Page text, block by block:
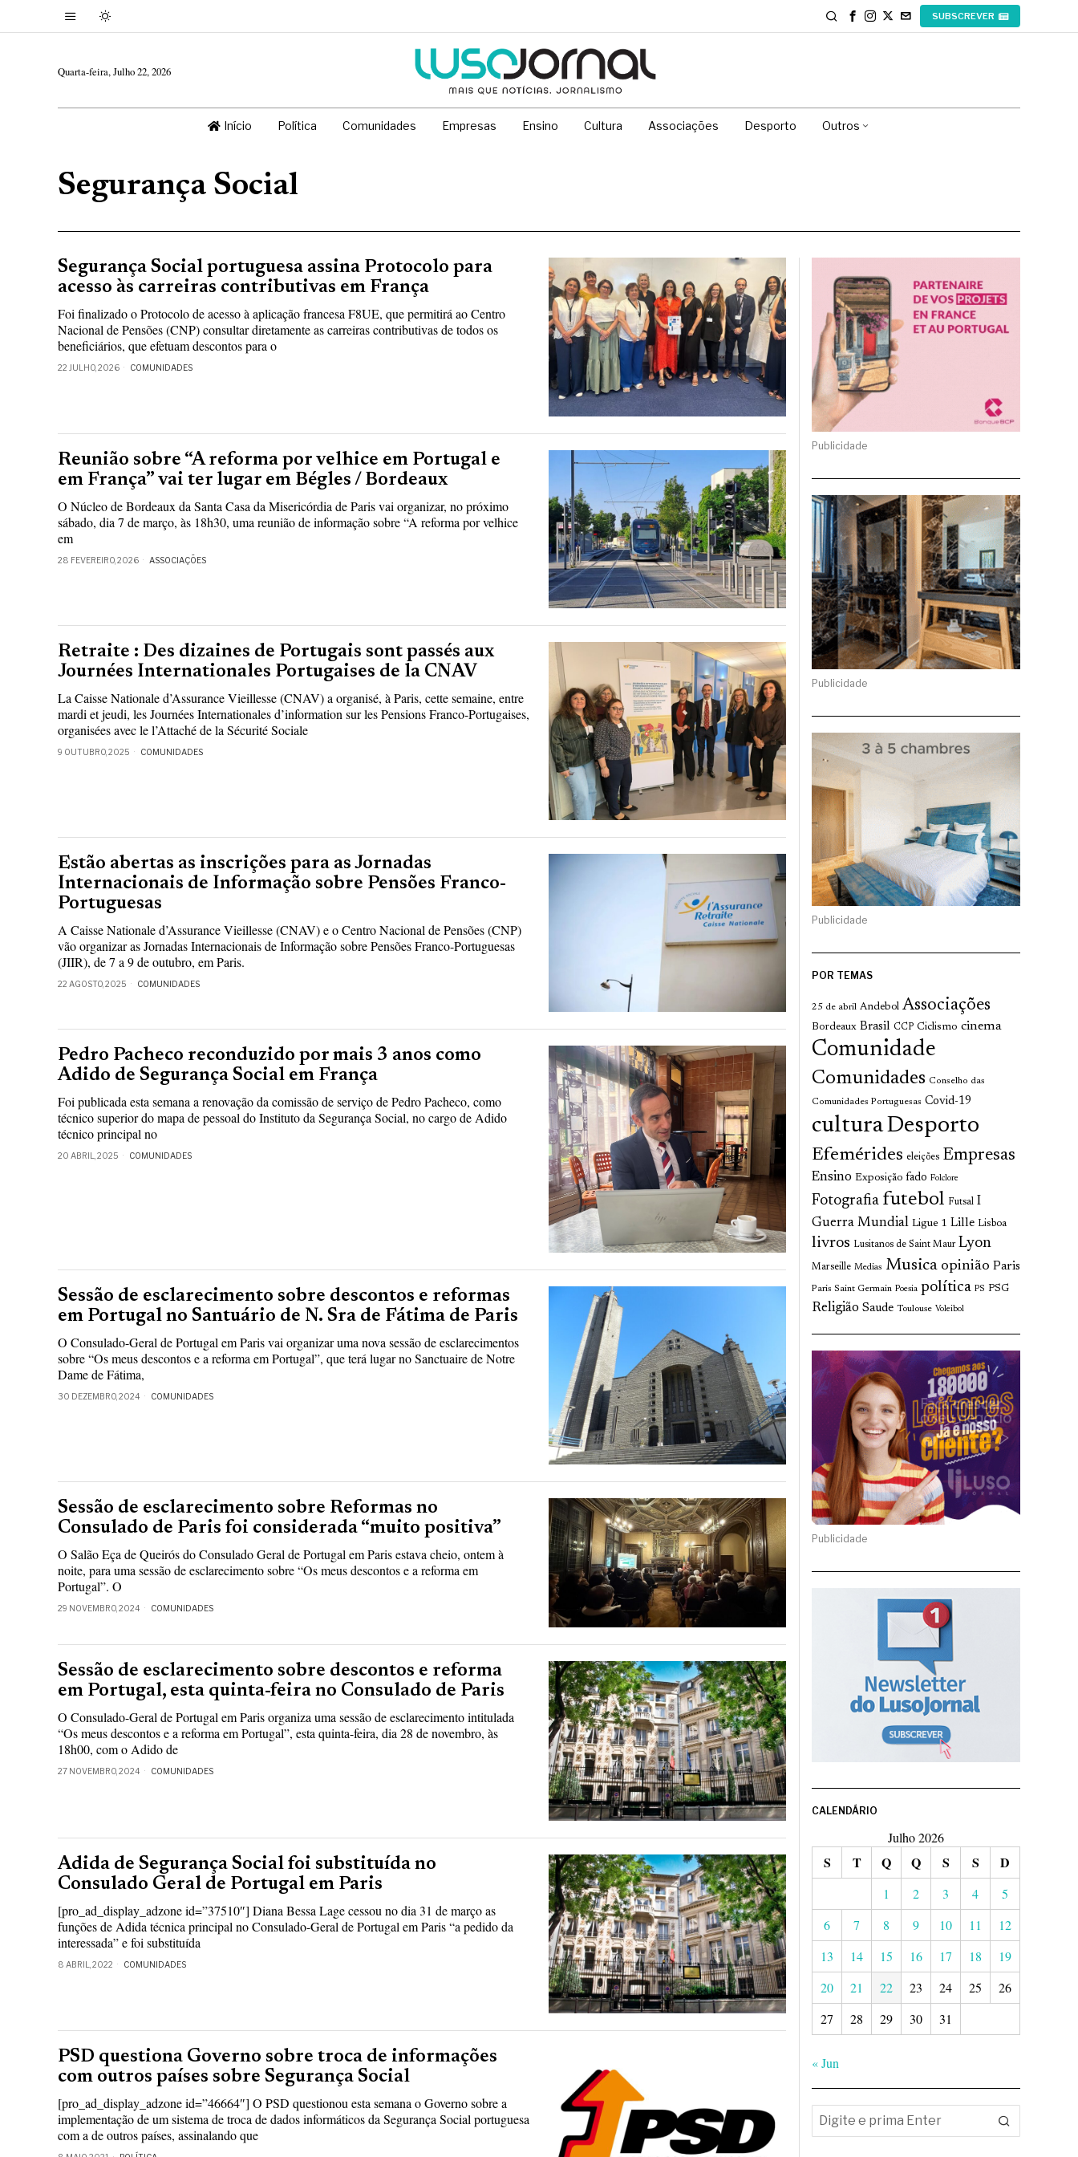
SUBSCREVER
Quarta-feira, Julho 22, 2026
Início Política Comunidades Empresas Ensino Cultura Associações Desporto Outros
Segurança Social
Segurança Social portuguesa assina Protocolo para
acesso às carreiras contributivas em França
Foi finalizado o Protocolo de acesso à aplicação francesa F8UE, que permitirá ao Centro
Nacional de Pensões (CNP) consultar diretamente as carreiras contributivas de todos os
beneficiários, que efetuam descontos para o
22 JULHO, 2026 COMUNIDADES
Reunião sobre “A reforma por velhice em Portugal e
em França” vai ter lugar em Bégles / Bordeaux
O Núcleo de Bordeaux da Santa Casa da Misericórdia de Paris vai organizar, no próximo
sábado, dia 7 de março, às 18h30, uma reunião de informação sobre “A reforma por velhice
em
28 FEVEREIRO, 2026 ASSOCIAÇÕES
Retraite : Des dizaines de Portugais sont passés aux
Journées Internationales Portugaises de la CNAV
La Caisse Nationale d’Assurance Vieillesse (CNAV) a organisé, à Paris, cette semaine, entre
mardi et jeudi, les Journées Internationales d’information sur les Pensions Franco-Portugaises,
organisées avec le l’Attaché de la Sécurité Sociale
9 OUTUBRO, 2025 COMUNIDADES
Estão abertas as inscrições para as Jornadas
Internacionais de Informação sobre Pensões Franco-
Portuguesas
A Caisse Nationale d’Assurance Vieillesse (CNAV) e o Centro Nacional de Pensões (CNP)
vão organizar as Jornadas Internacionais de Informação sobre Pensões Franco-Portuguesas
(JIIR), de 7 a 9 de outubro, em Paris.
22 AGOSTO, 2025 COMUNIDADES
Pedro Pacheco reconduzido por mais 3 anos como
Adido de Segurança Social em França
Foi publicada esta semana a renovação da comissão de serviço de Pedro Pacheco, como
técnico superior do mapa de pessoal do Instituto da Segurança Social, no cargo de Adido
técnico principal no
20 ABRIL, 2025 COMUNIDADES
Sessão de esclarecimento sobre descontos e reformas
em Portugal no Santuário de N. Sra de Fátima de Paris
O Consulado-Geral de Portugal em Paris vai organizar uma nova sessão de esclarecimentos
sobre “Os meus descontos e a reforma em Portugal”, que terá lugar no Sanctuaire de Notre
Dame de Fátima,
30 DEZEMBRO, 2024 COMUNIDADES
Sessão de esclarecimento sobre Reformas no
Consulado de Paris foi considerada “muito positiva”
O Salão Eça de Queirós do Consulado Geral de Portugal em Paris estava cheio, ontem à
noite, para uma sessão de esclarecimento sobre “Os meus descontos e a reforma em
Portugal”. O
29 NOVEMBRO, 2024 COMUNIDADES
Sessão de esclarecimento sobre descontos e reforma
em Portugal, esta quinta-feira no Consulado de Paris
O Consulado-Geral de Portugal em Paris organiza uma sessão de esclarecimento intitulada
“Os meus descontos e a reforma em Portugal”, esta quinta-feira, dia 28 de novembro, às
18h00, com o Adido de
27 NOVEMBRO, 2024 COMUNIDADES
Adida de Segurança Social foi substituída no
Consulado Geral de Portugal em Paris
[pro_ad_display_adzone id=”37510″] Diana Bessa Lage cessou no dia 31 de março as
funções de Adida técnica principal no Consulado-Geral de Portugal em Paris “a pedido da
interessada” e foi substituída
8 ABRIL, 2022 COMUNIDADES
PSD questiona Governo sobre troca de informações
com outros países sobre Segurança Social
[pro_ad_display_adzone id=”46664″] O PSD questionou esta semana o Governo sobre a
implementação de um sistema de troca de dados informáticos da Segurança Social portuguesa
com a de outros países, assinalando que
Publicidade
Publicidade
Publicidade
POR TEMAS
25 de abril Andebol Associações
Bordeaux Brasil CCP Ciclismo cinema
Comunidade
Comunidades Conselho das
Comunidades Portuguesas Covid-19
culturaDesporto
Efemérides eleições Empresas
Ensino Exposição fado Folclore
Fotografia futebol Futsal I
Guerra Mundial Ligue 1 Lille Lisboa
livros Lusitanos de Saint Maur Lyon
Marseille Medias Musica opinião Paris
Paris Saint Germain Poesia política PS PSG
Religião Saude Toulouse Voleibol
Publicidade
CALENDÁRIO
Julho 2026
S T Q Q S S D
1 2 3 4
5
6
7 8 9 10 11
12
13
14 15 16 17 18
19
20
21 22 23 24 25
26
27
28 29 30 31
« Jun